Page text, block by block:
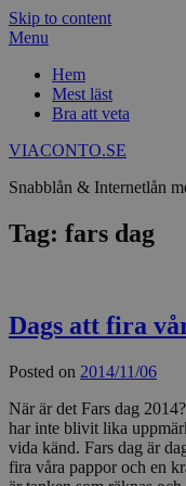
Skip to content
Menu
Hem
Mest läst
Bra att veta
VIACONTO.SE
Snabblån & Internetlån
Tag: fars dag
Dags att fira
Posted on 2014/11/06
När är det Fars dag
har inte blivit lika
vida känd. Fars dag är
fira våra pappor och en